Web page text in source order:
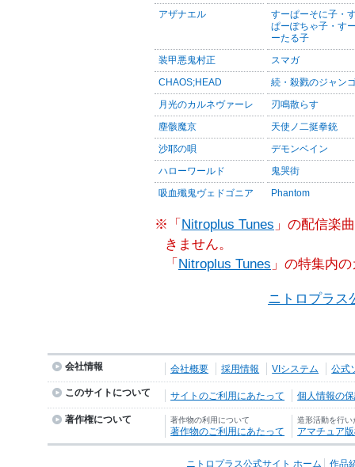
アザナエル
すーぱーそに子・
ぱーぽちゃ子・す
ーたる子
装甲悪鬼村正 スマガ
CHAOS;HEAD 続・殺戮のジャン
月光のカルネヴァーレ 刃鳴散らす
塵骸魔京 天使ノ二挺拳銃
沙耶の唄 デモンベイン
ハローワールド 鬼哭街
吸血殲鬼ヴェドゴニア Phantom
※「 Nitroplus Tunes 」の配信楽
きません。
「 Nitroplus Tunes 」の特集内
ニトロプラス
会社情報 会社概要 採用情報 VIシステム 公式
このサイトについて サイトのご利用にあたって 個人情報の
著作権について 著作物の利用について
著作物のご利用にあたって
造形活動を行い
アマチュア
ニトロプラス公式サイト ホーム 作品